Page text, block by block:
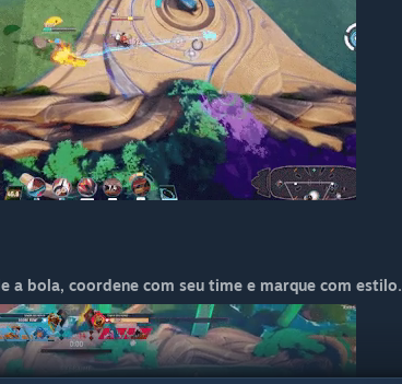
a bola, coordene com seu time e marque com estilo.